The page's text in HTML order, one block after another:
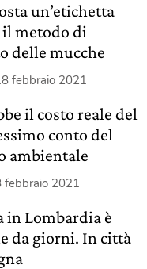
un’etichetta
metodo di
delle mucche
febbraio 2021
il costo reale del
conto del
ambientale
febbraio 2021
in Lombardia è
da giorni. In città